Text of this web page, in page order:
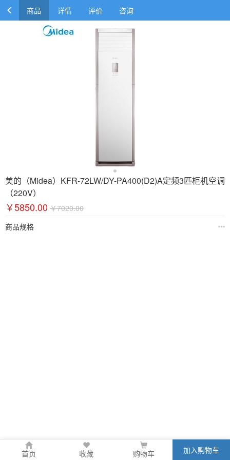
商品 详情 评价 咨询
美的（Midea）KFR-72LW/DY-PA400(D2)A定频3匹柜机空调
（220V）
￥5850.00 ￥7020.00
商品规格
首页 收藏 购物车 加入购物车